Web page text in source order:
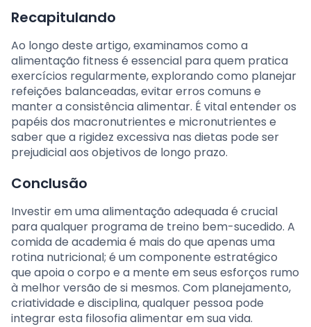
Recapitulando
Ao longo deste artigo, examinamos como a
alimentação fitness é essencial para quem pratica
exercícios regularmente, explorando como planejar
refeições balanceadas, evitar erros comuns e
manter a consistência alimentar. É vital entender os
papéis dos macronutrientes e micronutrientes e
saber que a rigidez excessiva nas dietas pode ser
prejudicial aos objetivos de longo prazo.
Conclusão
Investir em uma alimentação adequada é crucial
para qualquer programa de treino bem-sucedido. A
comida de academia é mais do que apenas uma
rotina nutricional; é um componente estratégico
que apoia o corpo e a mente em seus esforços rumo
à melhor versão de si mesmos. Com planejamento,
criatividade e disciplina, qualquer pessoa pode
integrar esta filosofia alimentar em sua vida.